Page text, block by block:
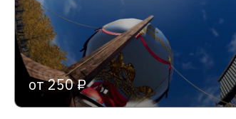
от 250 ₽